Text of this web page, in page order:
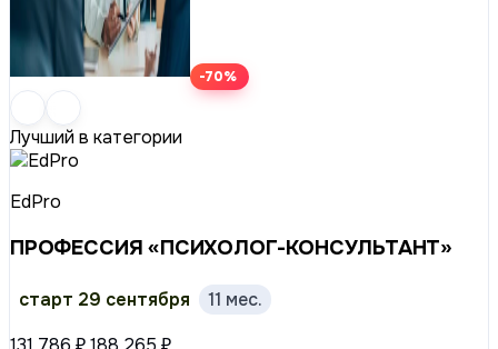
-70%
Лучший в категории
EdPro
ПРОФЕССИЯ «ПСИХОЛОГ-КОНСУЛЬТАНТ»
старт 29 сентября
11 мес.